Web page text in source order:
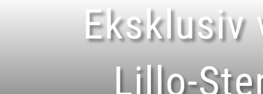
Eksklusiv
Lillo-